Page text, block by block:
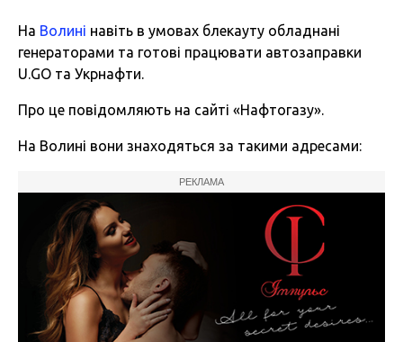
На Волині навіть в умовах блекауту обладнані
генераторами та готові працювати автозаправки
U.GO та Укрнафти.
Про це повідомляють на сайті «Нафтогазу».
На Волині вони знаходяться за такими адресами:
РЕКЛАМА